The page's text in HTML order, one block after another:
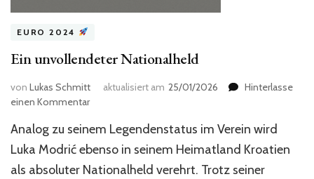
EURO 2024
Ein unvollendeter Nationalheld
von Lukas Schmitt aktualisiert am 25/01/2026
Hinterlasse
einen Kommentarzu
unvollendeter
Nationalheld
Analog zu seinem Legendenstatus im Verein wird
Luka Modrić ebenso in seinem Heimatland Kroatien
als absoluter Nationalheld verehrt. Trotz seiner